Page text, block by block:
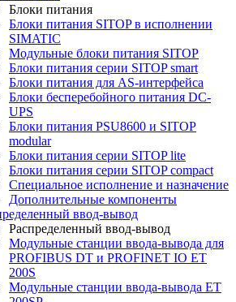
Блоки питания
Блоки питания SITOP в исполнении
SIMATIC
Модульные блоки питания SITOP
Блоки питания серии SITOP smart
Блоки питания для AS-интерфейса
Блоки бесперебойного питания DC-
UPS
Блоки питания PSU8600 и SITOP
modular
Блоки питания серии SITOP lite
Блоки питания серии SITOP compact
Специальное исполнение и назначение
Дополнительные компоненты
ввод-вывод
Распределенный ввод-вывод
Модульные станции ввода-вывода для
PROFIBUS DT и PROFINET IO ET
200S
Модульные станции ввода-вывода ET